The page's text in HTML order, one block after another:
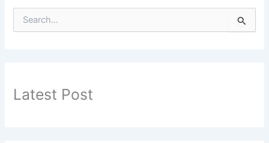
o
Latest Post